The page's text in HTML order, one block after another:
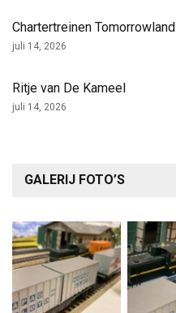
Chartertreinen Tomorrowland
juli 14, 2026
Ritje van De Kameel
juli 14, 2026
GALERIJ FOTO’S